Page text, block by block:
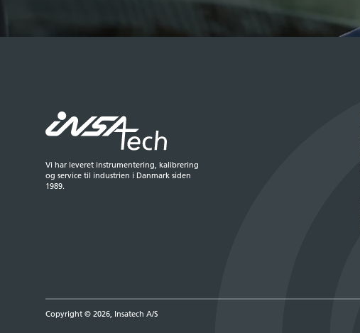
Vi har leveret instrumentering, kalibrering
og service til industrien i Danmark siden
1989.
Copyright © 2026, Insatech A/S